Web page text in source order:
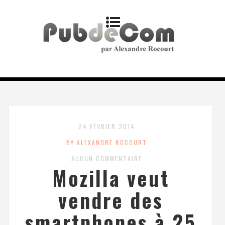
24 FÉVRIER 2014
BY ALEXANDRE ROCOURT
AUCUN COMMENTAIRE
Mozilla veut
vendre des